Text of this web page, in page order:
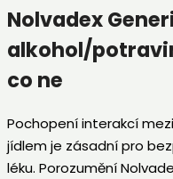
Nolvadex
alkohol/
co ne
Pochopení interakcí
jídlem je zásadní pro
léku. Porozumění